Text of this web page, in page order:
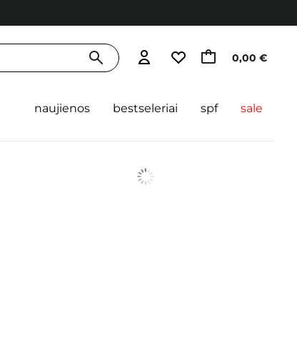
0,00 €
naujienos bestseleriai spf sale